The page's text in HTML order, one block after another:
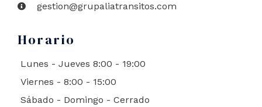
gestion@grupaliatransitos.com
Horario
Lunes - Jueves 8:00 - 19:00
Viernes - 8:00 - 15:00
Sábado - Domingo - Cerrado